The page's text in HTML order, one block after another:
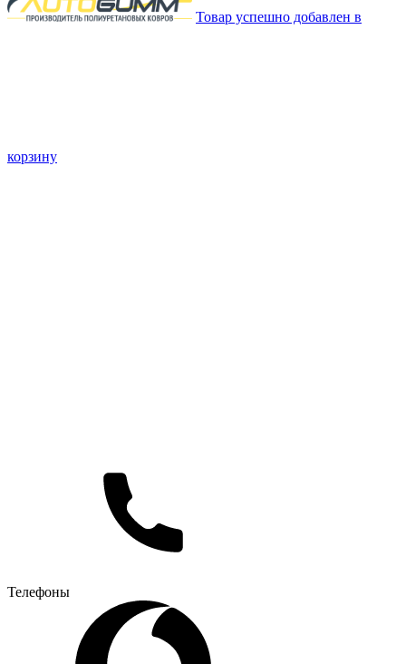
Товар успешно добавлен в
корзину
Телефоны